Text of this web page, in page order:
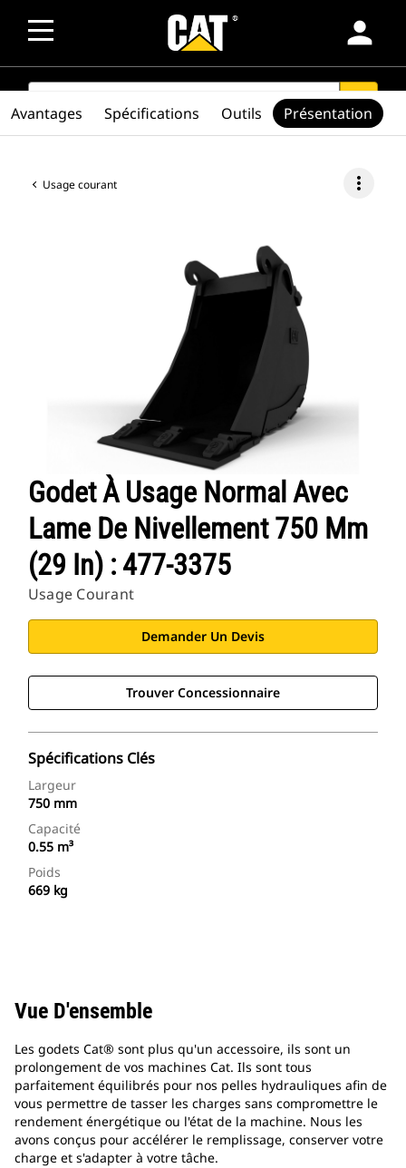
person
SEARCH search
Usage courant more_vert
Godet À Usage Normal Avec
Lame De Nivellement 750 Mm
(29 In) : 477-3375
Usage Courant
Demander Un Devis
Trouver Concessionnaire
Spécifications Clés
Largeur
750 mm
Capacité
0.55 m³
Poids
669 kg
Avantages Spécifications Outils Présentation
Vue D'ensemble
Les godets Cat® sont plus qu'un accessoire, ils sont un
prolongement de vos machines Cat. Ils sont tous
parfaitement équilibrés pour nos pelles hydrauliques afin de
vous permettre de tasser les charges sans compromettre le
rendement énergétique ou l'état de la machine. Nous les
avons conçus pour accélérer le remplissage, conserver votre
charge et s'adapter à votre tâche.